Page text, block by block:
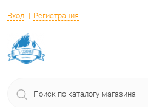
Вход Регистрация